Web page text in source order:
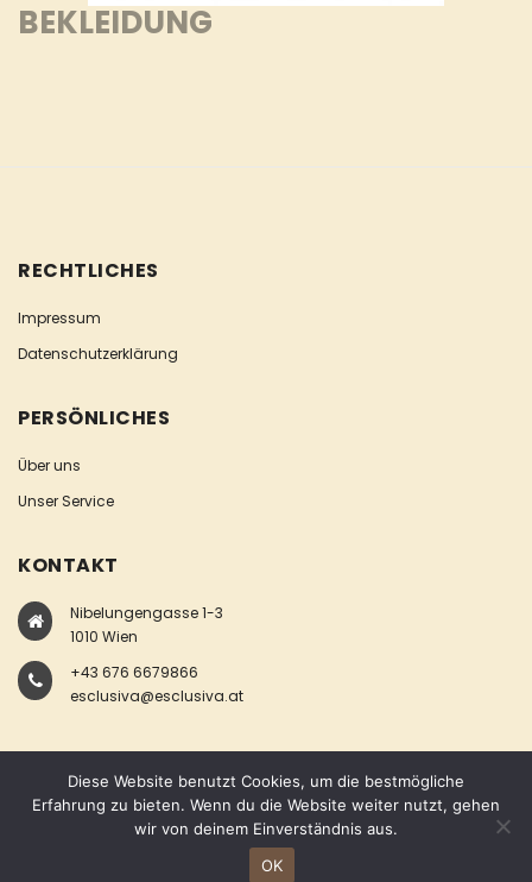
BEKLEIDUNG
RECHTLICHES
Impressum
Datenschutzerklärung
PERSÖNLICHES
Über uns
Unser Service
KONTAKT
Nibelungengasse 1-3
1010 Wien
+43 676 6679866
esclusiva@esclusiva.at
COPYRIGHT © ESCLUSIVA
Diese Website benutzt Cookies, um die bestmögliche
Erfahrung zu bieten. Wenn du die Website weiter nutzt, gehen
wir von deinem Einverständnis aus.
OK